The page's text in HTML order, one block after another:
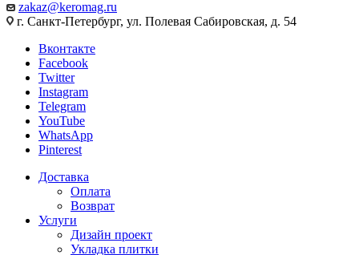
zakaz@keromag.ru
г. Санкт-Петербург, ул. Полевая Сабировская, д. 54
Вконтакте
Facebook
Twitter
Instagram
Telegram
YouTube
WhatsApp
Pinterest
Доставка
Оплата
Возврат
Услуги
Дизайн проект
Укладка плитки